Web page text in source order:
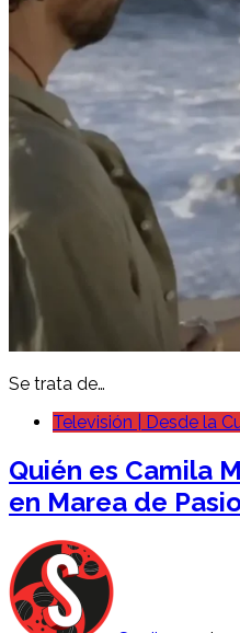
Se trata de…
Televisión | Desde la
Quién es Camila
en Marea de